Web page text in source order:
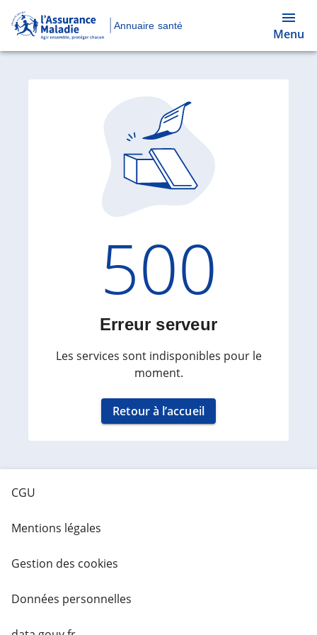
Annuaire santé
Menu
Code
500
Erreur serveur
Les services sont indisponibles pour le
moment.
Retour à l’accueil
CGU
Mentions légales
Gestion des cookies
Données personnelles